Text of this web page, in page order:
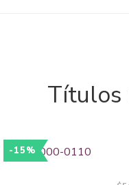
Títulos
-15%